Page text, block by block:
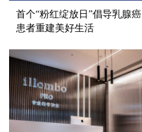
首个“粉红绽放日”倡导乳腺癌
患者重建美好生活